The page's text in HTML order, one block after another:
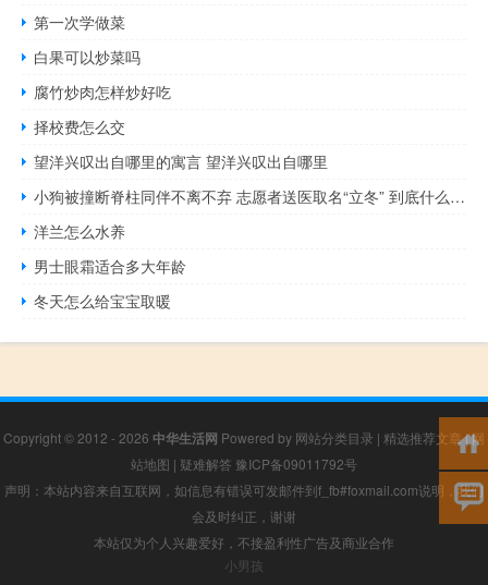
第一次学做菜
白果可以炒菜吗
腐竹炒肉怎样炒好吃
择校费怎么交
望洋兴叹出自哪里的寓言 望洋兴叹出自哪里
小狗被撞断脊柱同伴不离不弃 志愿者送医取名“立冬” 到底什么情况呢
洋兰怎么水养
男士眼霜适合多大年龄
冬天怎么给宝宝取暖
Copyright © 2012 - 2026 中华生活网 Powered by 网站分类目录 | 精选推荐文章|网
站地图 | 疑难解答 豫ICP备09011792号
声明：本站内容来自互联网，如信息有错误可发邮件到f_fb#foxmail.com说明，我们
会及时纠正，谢谢
本站仅为个人兴趣爱好，不接盈利性广告及商业合作
小男孩